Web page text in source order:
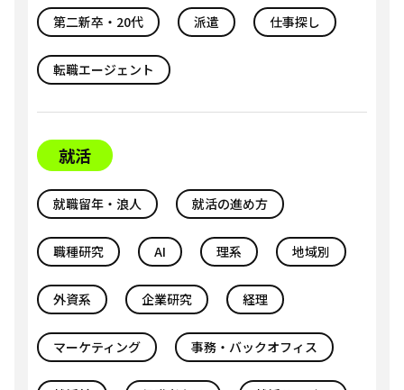
第二新卒・20代 派遣 仕事探し
転職エージェント
就活
就職留年・浪人 就活の進め方
職種研究 AI 理系 地域別
外資系 企業研究 経理
マーケティング 事務・バックオフィス